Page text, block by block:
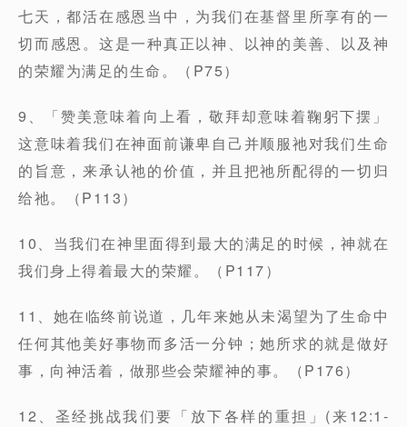
七天，都活在感恩当中，为我们在基督里所享有的一
切而感恩。这是一种真正以神、以神的美善、以及神
的荣耀为满足的生命。（P75）
9、「赞美意味着向上看，敬拜却意味着鞠躬下摆」
这意味着我们在神面前谦卑自己并顺服祂对我们生命
的旨意，来承认祂的价值，并且把祂所配得的一切归
给祂。（P113）
10、当我们在神里面得到最大的满足的时候，神就在
我们身上得着最大的荣耀。（P117）
11、她在临终前说道，几年来她从未渴望为了生命中
任何其他美好事物而多活一分钟；她所求的就是做好
事，向神活着，做那些会荣耀神的事。（P176）
12、圣经挑战我们要「放下各样的重担」(来12:1-